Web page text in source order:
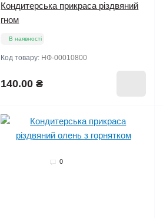
Кондитерська прикраса різдвяний
гном
В наявності
Код товару: НФ-00010800
140.00 ₴
Мало
0